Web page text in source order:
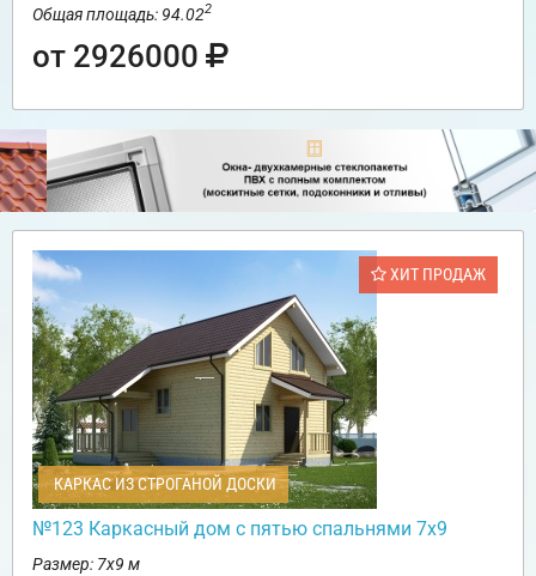
Общая площадь: 94.022
от 2926000
ХИТ ПРОДАЖ
КАРКАС ИЗ СТРОГАНОЙ ДОСКИ
№123 Каркасный дом с пятью спальнями 7х9
Размер: 7х9 м